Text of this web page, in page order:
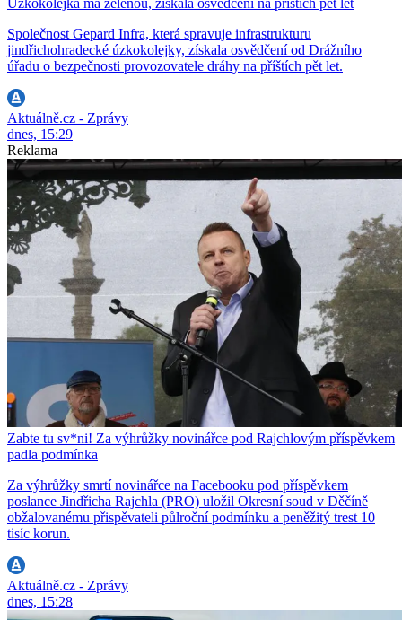
Úzkokolejka má zelenou, získala osvědčení na příštích pět let
Společnost Gepard Infra, která spravuje infrastrukturu
jindřichohradecké úzkokolejky, získala osvědčení od Drážního
úřadu o bezpečnosti provozovatele dráhy na příštích pět let.
Aktuálně.cz - Zprávy
dnes, 15:29
Reklama
Zabte tu sv*ni! Za výhrůžky novinářce pod Rajchlovým příspěvkem
padla podmínka
Za výhrůžky smrtí novinářce na Facebooku pod příspěvkem
poslance Jindřicha Rajchla (PRO) uložil Okresní soud v Děčíně
obžalovanému přispěvateli půlroční podmínku a peněžitý trest 10
tisíc korun.
Aktuálně.cz - Zprávy
dnes, 15:28